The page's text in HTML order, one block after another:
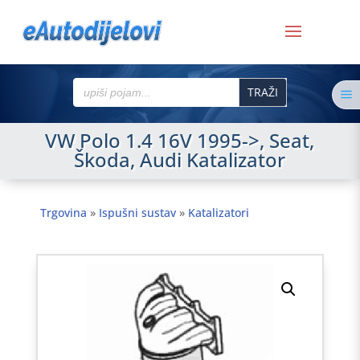
Search
for:
VW Polo 1.4 16V 1995->, Seat,
Škoda, Audi Katalizator
Trgovina » Ispušni sustav» Katalizatori
a